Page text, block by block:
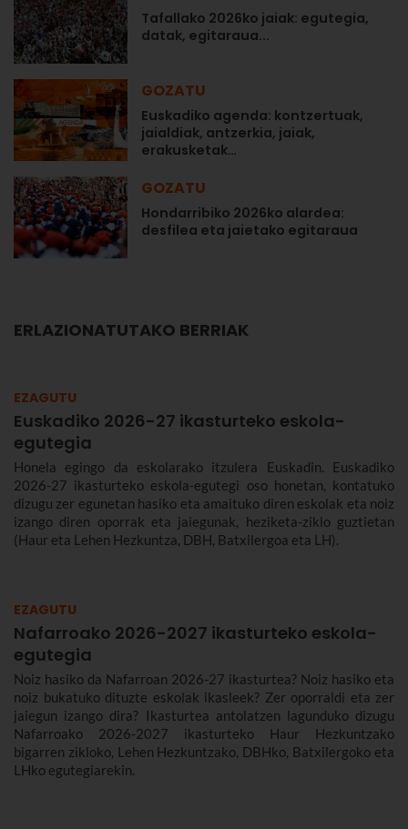
Tafallako 2026ko jaiak: egutegia,
datak, egitaraua...
GOZATU
Euskadiko agenda: kontzertuak,
jaialdiak, antzerkia, jaiak,
erakusketak…
GOZATU
Hondarribiko 2026ko alardea:
desfilea eta jaietako egitaraua
ERLAZIONATUTAKO BERRIAK
EZAGUTU
Euskadiko 2026-27 ikasturteko eskola-
egutegia
Honela egingo da eskolarako itzulera Euskadin. Euskadiko
2026-27 ikasturteko eskola-egutegi oso honetan, kontatuko
dizugu zer egunetan hasiko eta amaituko diren eskolak eta noiz
izango diren oporrak eta jaiegunak, heziketa-ziklo guztietan
(Haur eta Lehen Hezkuntza, DBH, Batxilergoa eta LH).
EZAGUTU
Nafarroako 2026-2027 ikasturteko eskola-
egutegia
Noiz hasiko da Nafarroan 2026-27 ikasturtea? Noiz hasiko eta
noiz bukatuko dituzte eskolak ikasleek? Zer oporraldi eta zer
jaiegun izango dira? Ikasturtea antolatzen lagunduko dizugu
Nafarroako 2026-2027 ikasturteko Haur Hezkuntzako
bigarren zikloko, Lehen Hezkuntzako, DBHko, Batxilergoko eta
LHko egutegiarekin.